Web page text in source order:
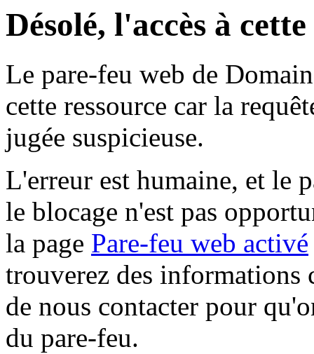
Désolé, l'accès à
Le pare-feu web de
cette ressource car la
jugée suspicieuse.
L'erreur est humaine, et le
le blocage n'est pas
la page Pare-feu web activé
trouverez des informations
de nous contacter pour
du pare-feu.